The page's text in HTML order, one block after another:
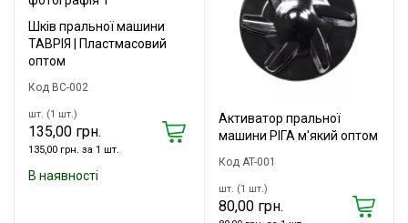
Шків пральної машини
ТАВРІЯ | Пластмасовий
оптом
Код ВС-002
шт. (1 шт.)
135,00 грн.
135,00 грн. за 1 шт.
В наявності
Активатор пральної
машини РІГА м'який оптом
Код AT-001
шт. (1 шт.)
80,00 грн.